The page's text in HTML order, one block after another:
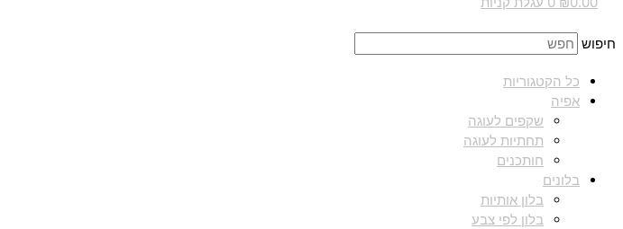
חיפוש
כל הקטגוריות
אפיה
שקפים לעוגה
תחתיות לעוגה
חותכנים
בלונים
בלון אותיות
בלון לפי צבע